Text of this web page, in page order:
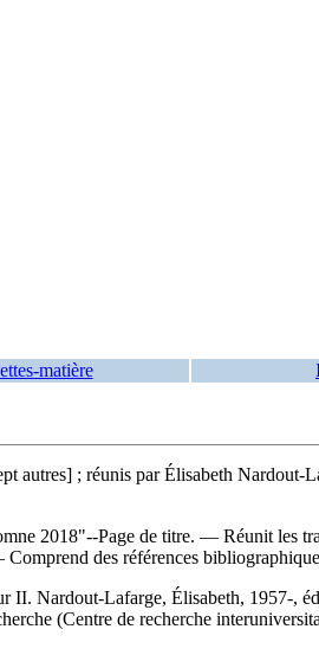
matière
autres] ; réunis par Élisabeth
2018"--Page de titre. — Réunit les
Comprend des références
Nardout-Lafarge, Élisabeth, 1957-,
(Centre de recherche